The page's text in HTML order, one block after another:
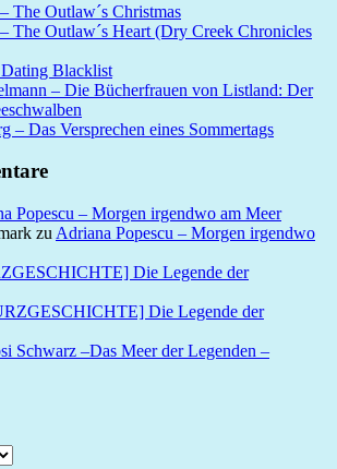
The Outlaw´s Christmas
The Outlaw´s Heart (Dry Creek Chronicles
Blacklist
– Die Bücherfrauen von Listland: Der
– Das Versprechen eines Sommertags
Popescu – Morgen irgendwo am Meer
zu Adriana Popescu – Morgen irgendwo
Die Legende der
Die Legende der
Schwarz –Das Meer der Legenden –